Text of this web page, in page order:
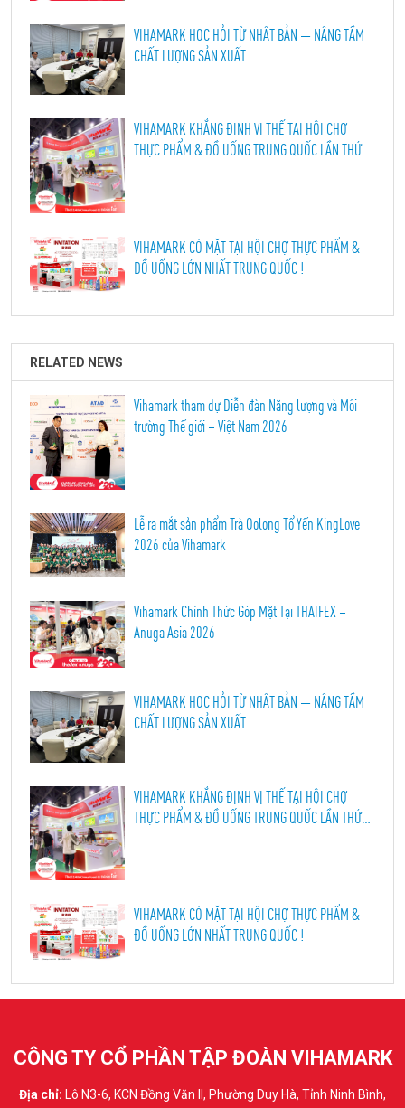
VIHAMARK HỌC HỎI TỪ NHẬT BẢN — NÂNG TẦM
CHẤT LƯỢNG SẢN XUẤT
VIHAMARK KHẲNG ĐỊNH VỊ THẾ TẠI HỘI CHỢ
THỰC PHẨM & ĐỒ UỐNG TRUNG QUỐC LẦN THỨ
VIHAMARK CÓ MẶT TẠI HỘI CHỢ THỰC PHẨM &
ĐỒ UỐNG LỚN NHẤT TRUNG QUỐC !
RELATED NEWS
Vihamark tham dự Diễn đàn Năng lượng và Môi
trường Thế giới – Việt Nam 2026
Lễ ra mắt sản phẩm Trà Oolong Tổ Yến KingLove
2026 của Vihamark
Vihamark Chính Thức Góp Mặt Tại THAIFEX –
Anuga Asia 2026
VIHAMARK HỌC HỎI TỪ NHẬT BẢN — NÂNG TẦM
CHẤT LƯỢNG SẢN XUẤT
VIHAMARK KHẲNG ĐỊNH VỊ THẾ TẠI HỘI CHỢ
THỰC PHẨM & ĐỒ UỐNG TRUNG QUỐC LẦN THỨ
VIHAMARK CÓ MẶT TẠI HỘI CHỢ THỰC PHẨM &
ĐỒ UỐNG LỚN NHẤT TRUNG QUỐC !
CÔNG TY CỔ PHẦN TẬP ĐOÀN VIHAMARK
Địa chỉ: Lô N3-6, KCN Đồng Văn II, Phường Duy Hà, Tỉnh Ninh Bình,